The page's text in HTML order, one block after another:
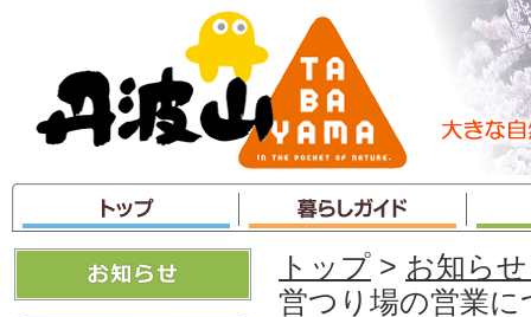
ャ
ン
プ
トップ > お知ら
営つり場の営業に